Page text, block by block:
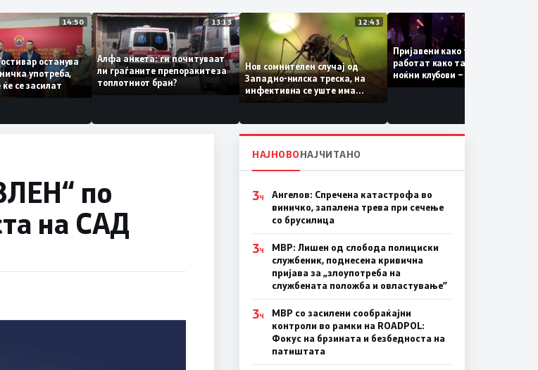
14:50
Гостивар останува
употреба,
ќе се засилат
13:13
Алфа анкета: ги почитуваат
ли граѓаните препораките за
топлотниот бран?
12:43
Нов сомнителен случај од
Западно-нилска треска, на
инфективна се уште има
пациенти во критична
Пријавени како туристки, а
работат како танчерки во
ноќни клубови – полицијата
откри сомнителна шема за
по
на САД
НАЈНОВОНАЈЧИТАНО
3Ч
Ангелов: Спречена катастрофа во
виничко, запалена трева при сечење
со брусилица
3Ч
МВР: Лишен од слобода полициски
службеник, поднесена кривична
пријава за „злоупотреба на
службената положба и овластување”
3Ч
МВР со засилени сообраќајни
контроли во рамки на ROADPOL:
Фокус на брзината и безбедноста на
патиштата